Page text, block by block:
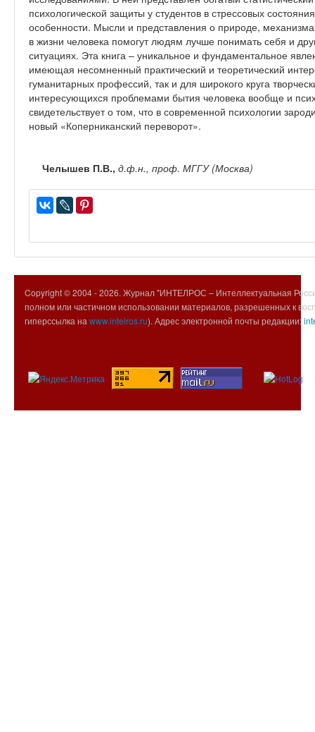
психологической защиты у студентов в стрессовых
особенности. Мысли и представления о природе,
в жизни человека помогут людям лучше понимать себя и
ситуациях. Эта книга – уникальное и фундаментальное
имеющая несомненный практический и теоретический
гуманитарных профессий, так и для широкого круга
интересующихся проблемами бытия человека вообще и
свидетельствует о том, что в современной психологии
новый «Коперниканский переворот».
Челышев П.В., д.ф.н., проф. МГГУ (Москва)
Copyright © 2004 -2026. Журнал "ИНТЕЛРОС – Интеллектуальная
полном или частичном использовании материалов, разрешенных к
гиперссылка на www.intelros.ru). Адрес электронной почты редакции: